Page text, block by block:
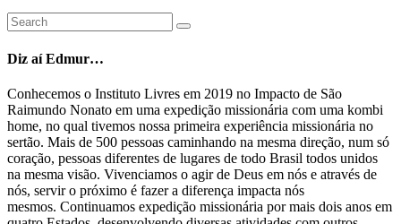
Diz aí Edmur…
Conhecemos o Instituto Livres em 2019 no Impacto de São
Raimundo Nonato em uma expedição missionária com uma kombi
home, no qual tivemos nossa primeira experiência missionária no
sertão. Mais de 500 pessoas caminhando na mesma direção, num só
coração, pessoas diferentes de lugares de todo Brasil todos unidos
na mesma visão. Vivenciamos o agir de Deus em nós e através de
nós, servir o próximo é fazer a diferença impacta nós
mesmos. Continuamos expedição missionária por mais dois anos em